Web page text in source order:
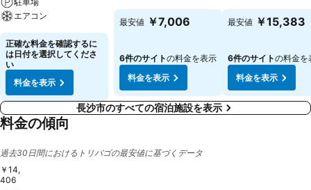
エアコン
正確な料金を確認するに
は日付を選択してくださ
い
料金を表示
最安値 ￥7,006
6件のサイトの料金を表示
料金を表示
最安値 ￥15,383
6件のサイトの料金を
料金を表示
長沙市のすべての宿泊施設を表示
料金の傾向
過去30日間におけるトリバゴの最安値に基づくデータ
￥14,
406